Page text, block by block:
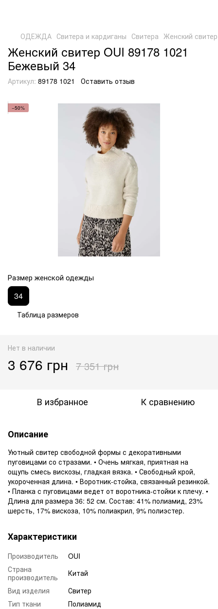
ОДЕЖДА Свитера и кардиганы Свитера Женский
Женский свитер OUI 89178 1021
Бежевый 34
Артикул: 89178 1021 Оставить отзыв
−50%
Размер женской одежды
34
Таблица размеров
Нет в наличии
3 676 грн 7 351 грн
В избранное К сравнению
Описание
Уютный свитер свободной формы с декоративными
пуговицами со стразами. • Очень мягкая, приятная на
ощупь смесь вискозы, гладкая вязка. • Свободный крой,
укороченная длина. • Воротник-стойка, связанный резинкой.
• Планка с пуговицами ведет от воротника-стойки к плечу. •
Длина для размера 36: 52 см. Состав: 41% полиамид, 23%
шерсть, 17% вискоза, 10% полиакрил, 9% полиэстер.
Характеристики
Производитель
OUI
Страна
производитель
Китай
Вид изделия
Свитер
Тип ткани
Полиамид